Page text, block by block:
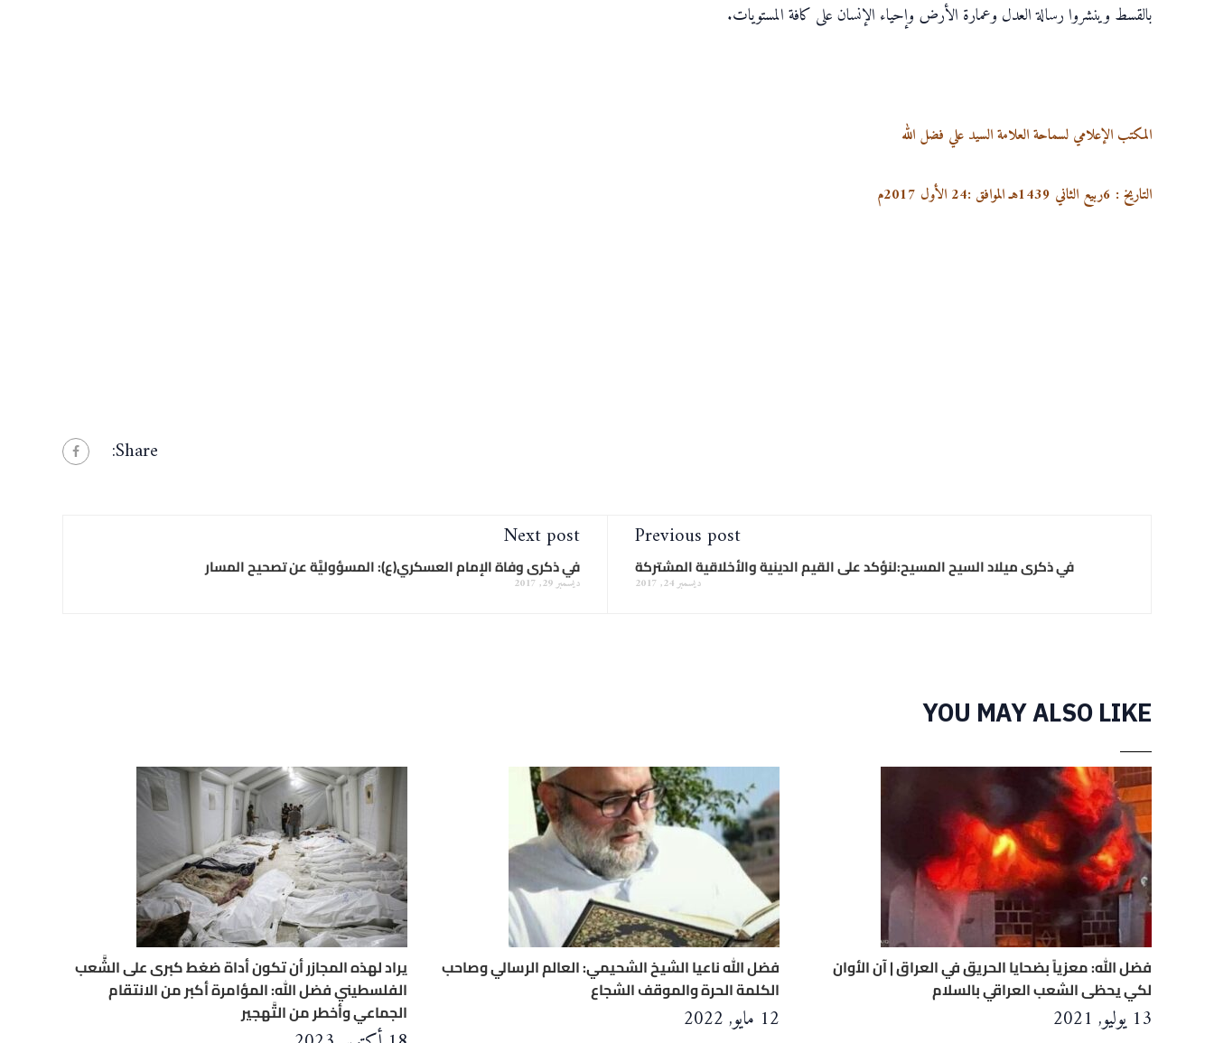
بالقسط وينشروا رسالة العدل وعمارة الأرض وإحياء الإنسان على كافة المستويات.
المكتب الإعلامي لسماحة العلامة السيد علي فضل الله
التاريخ : 6ربيع الثاني 1439هـ الموافق : 24 الأول 2017م
Share:
Previous post
في ذكرى ميلاد السيح المسيح:لنؤكد على القيم الدينية والأخلاقية المشتركة
ديسمبر 24, 2017
Next post
في ذكرى وفاة الإمام العسكري(ع): المسؤوليَّة عن تصحيح المسار
ديسمبر 29, 2017
YOU MAY ALSO LIKE
يراد لهذه المجازر أن تكون أداة ضغط كبرى على الشَّعب
الفلسطيني فضل الله: المؤامرة أكبر من الانتقام
الجماعي وأخطر من التَّهجير
فضل الله ناعيا الشيخ الشحيمي: العالم الرسالي وصاحب
الكلمة الحرة والموقف الشجاع
12 مايو, 2022
فضل الله: معزياً بضحايا الحريق في العراق | آن الأوان
لكي يحظى الشعب العراقي بالسلام
13 يوليو, 2021